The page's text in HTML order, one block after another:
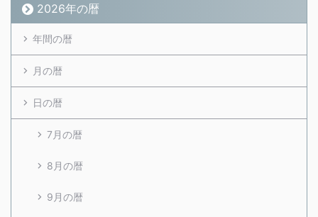
2026年の暦
年間の暦
月の暦
日の暦
7月の暦
8月の暦
9月の暦